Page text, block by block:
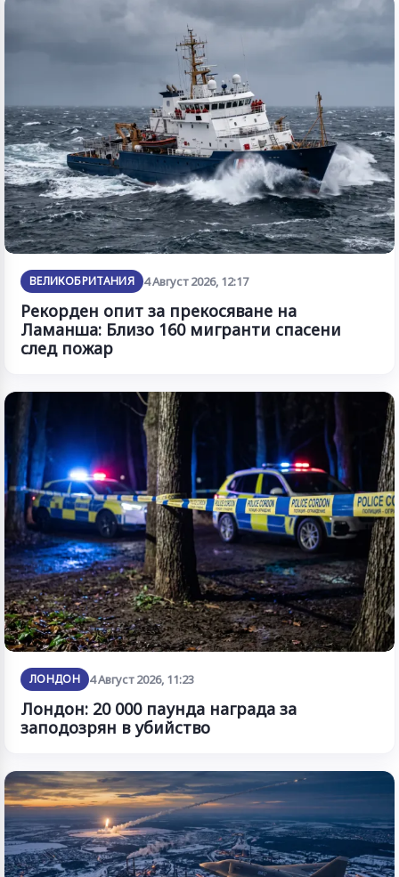
ВЕЛИКОБРИТАНИЯ 4 Август 2026, 12:17
Рекорден опит за прекосяване на
Ламанша: Близо 160 мигранти спасени
след пожар
ЛОНДОН 4 Август 2026, 11:23
Лондон: 20 000 паунда награда за
заподозрян в убийство